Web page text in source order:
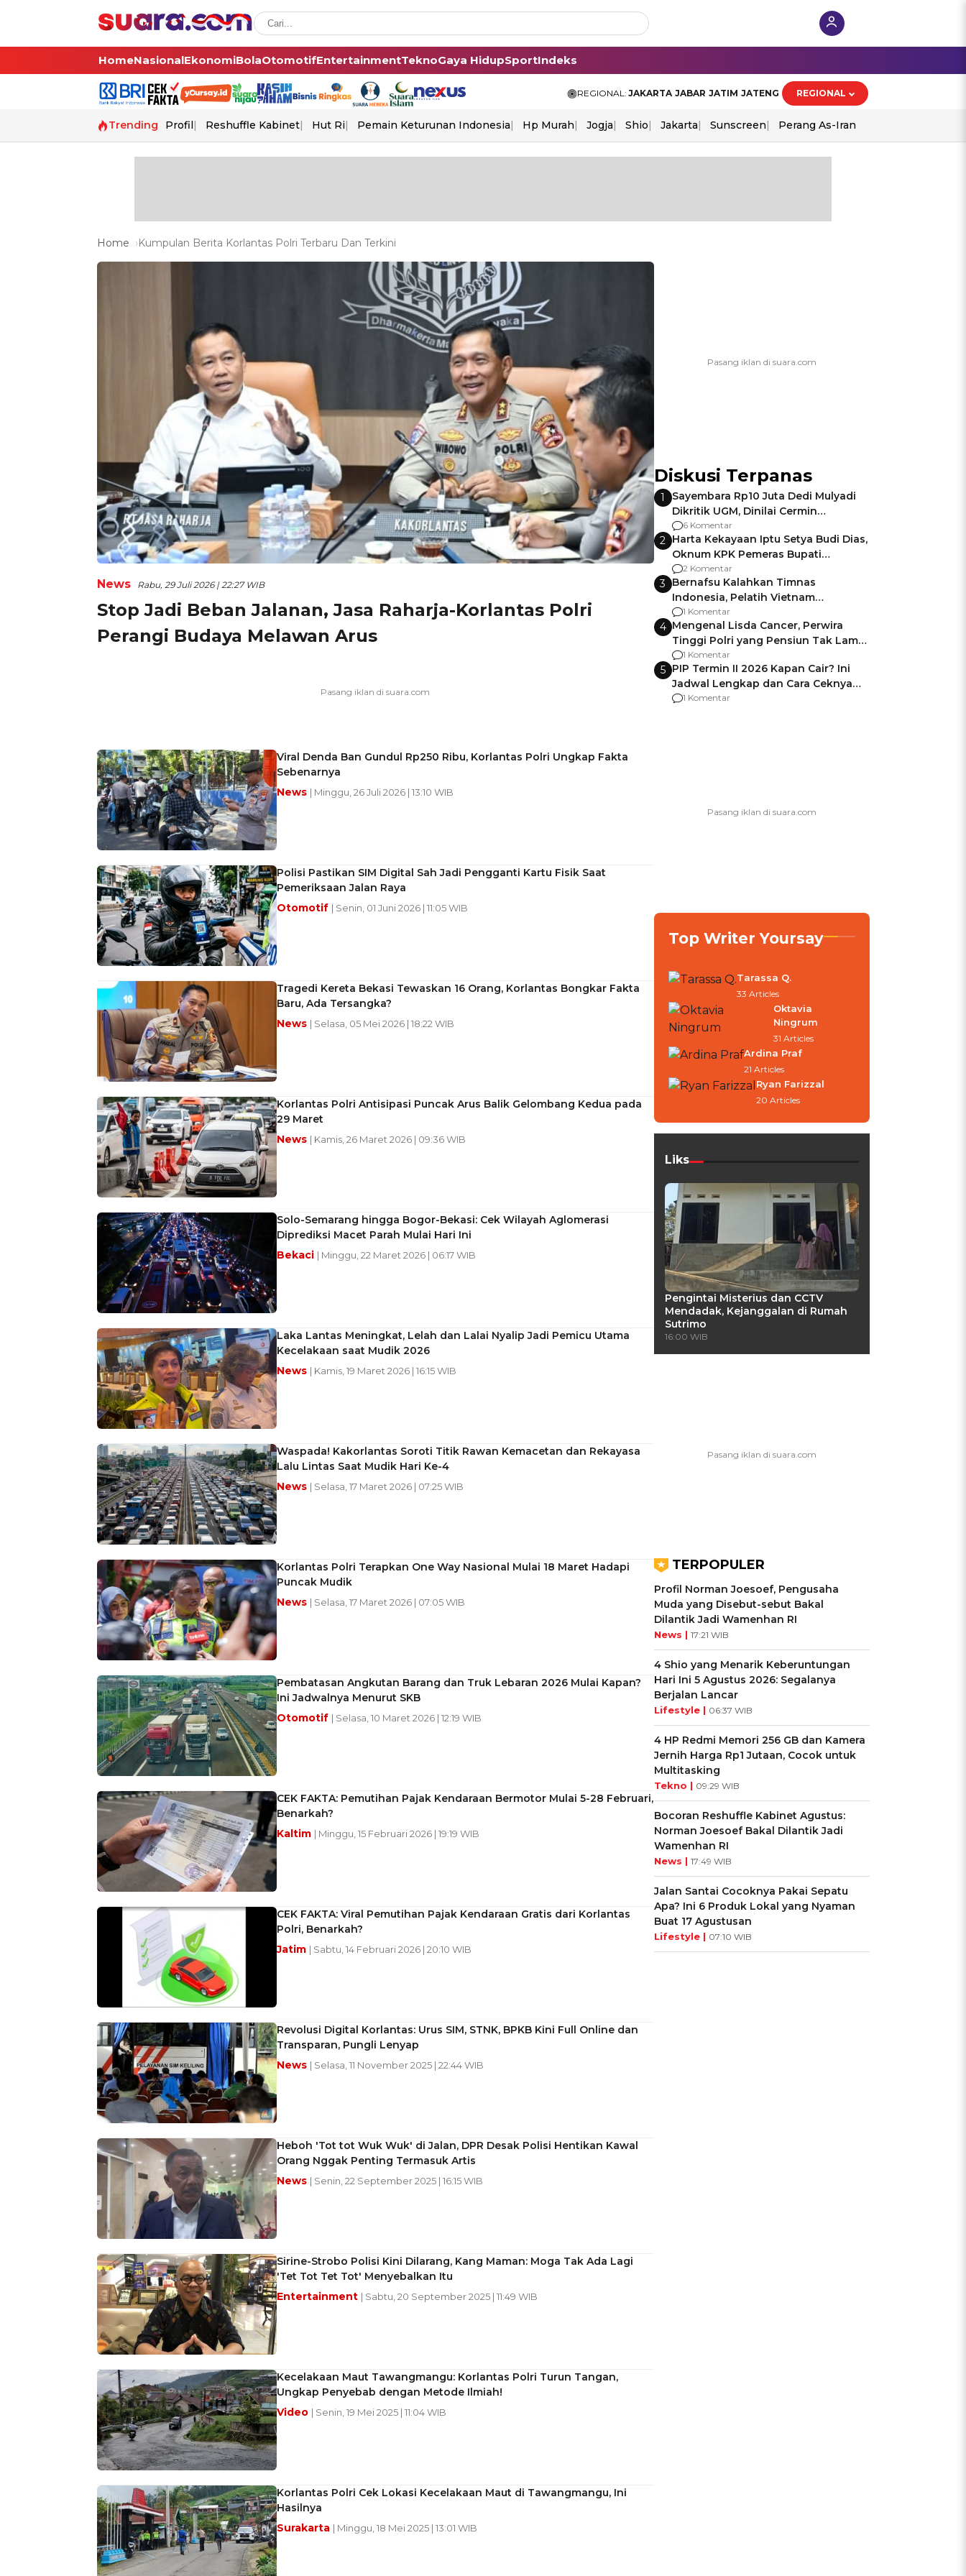
HomeNasionalEkonomiBolaOtomotifEntertainmentTeknoGaya HidupSportIndeks
REGIONAL: JAKARTA JABAR JATIM JATENG REGIONAL
Trending Profil Reshuffle Kabinet Hut Ri Pemain Keturunan Indonesia Hp Murah Jogja Shio Jakarta Sunscreen Perang As-Iran
Home Kumpulan Berita Korlantas Polri Terbaru Dan Terkini
News Rabu, 29 Juli 2026 | 22:27 WIB
Stop Jadi Beban Jalanan, Jasa Raharja-Korlantas Polri
Perangi Budaya Melawan Arus
Viral Denda Ban Gundul Rp250 Ribu, Korlantas Polri Ungkap Fakta
Sebenarnya
News | Minggu, 26 Juli 2026 | 13:10 WIB
Polisi Pastikan SIM Digital Sah Jadi Pengganti Kartu Fisik Saat
Pemeriksaan Jalan Raya
Otomotif | Senin, 01 Juni 2026 | 11:05 WIB
Tragedi Kereta Bekasi Tewaskan 16 Orang, Korlantas Bongkar Fakta
Baru, Ada Tersangka?
News | Selasa, 05 Mei 2026 | 18:22 WIB
Korlantas Polri Antisipasi Puncak Arus Balik Gelombang Kedua pada
29 Maret
News | Kamis, 26 Maret 2026 | 09:36 WIB
Solo-Semarang hingga Bogor-Bekasi: Cek Wilayah Aglomerasi
Diprediksi Macet Parah Mulai Hari Ini
Bekaci | Minggu, 22 Maret 2026 | 06:17 WIB
Laka Lantas Meningkat, Lelah dan Lalai Nyalip Jadi Pemicu Utama
Kecelakaan saat Mudik 2026
News | Kamis, 19 Maret 2026 | 16:15 WIB
Waspada! Kakorlantas Soroti Titik Rawan Kemacetan dan Rekayasa
Lalu Lintas Saat Mudik Hari Ke-4
News | Selasa, 17 Maret 2026 | 07:25 WIB
Korlantas Polri Terapkan One Way Nasional Mulai 18 Maret Hadapi
Puncak Mudik
News | Selasa, 17 Maret 2026 | 07:05 WIB
Pembatasan Angkutan Barang dan Truk Lebaran 2026 Mulai Kapan?
Ini Jadwalnya Menurut SKB
Otomotif | Selasa, 10 Maret 2026 | 12:19 WIB
CEK FAKTA: Pemutihan Pajak Kendaraan Bermotor Mulai 5-28 Februari,
Benarkah?
Kaltim | Minggu, 15 Februari 2026 | 19:19 WIB
CEK FAKTA: Viral Pemutihan Pajak Kendaraan Gratis dari Korlantas
Polri, Benarkah?
Jatim | Sabtu, 14 Februari 2026 | 20:10 WIB
Revolusi Digital Korlantas: Urus SIM, STNK, BPKB Kini Full Online dan
Transparan, Pungli Lenyap
News | Selasa, 11 November 2025 | 22:44 WIB
Heboh 'Tot tot Wuk Wuk' di Jalan, DPR Desak Polisi Hentikan Kawal
Orang Nggak Penting Termasuk Artis
News | Senin, 22 September 2025 | 16:15 WIB
Sirine-Strobo Polisi Kini Dilarang, Kang Maman: Moga Tak Ada Lagi
'Tet Tot Tet Tot' Menyebalkan Itu
Entertainment | Sabtu, 20 September 2025 | 11:49 WIB
Kecelakaan Maut Tawangmangu: Korlantas Polri Turun Tangan,
Ungkap Penyebab dengan Metode Ilmiah!
Video | Senin, 19 Mei 2025 | 11:04 WIB
Korlantas Polri Cek Lokasi Kecelakaan Maut di Tawangmangu, Ini
Hasilnya
Surakarta | Minggu, 18 Mei 2025 | 13:01 WIB
Diskusi Terpanas
1
Sayembara Rp10 Juta Dedi Mulyadi
Dikritik UGM, Dinilai Cermin
Gagalnya Negara Jamin Keamanan
6 Komentar
2 Harta Kekayaan Iptu Setya Budi Dias,
Oknum KPK Pemeras Bupati
Pemalang
2 Komentar
3 Bernafsu Kalahkan Timnas
Indonesia, Pelatih Vietnam
Berencana Pakai Jimat di Pakansari
1 Komentar
4 Mengenal Lisda Cancer, Perwira
Tinggi Polri yang Pensiun Tak Lama
Usai Jadi Brigjen
1 Komentar
5 PIP Termin II 2026 Kapan Cair? Ini
Jadwal Lengkap dan Cara Ceknya
agar Dana Tidak Hangus!
1 Komentar
Top Writer Yoursay
Tarassa Q.
33 Articles
Oktavia
Ningrum
31 Articles
Ardina Praf
21 Articles
Ryan Farizzal
20 Articles
Liks
Pengintai Misterius dan CCTV
Mendadak, Kejanggalan di Rumah
Sutrimo
16:00 WIB
TERPOPULER
Profil Norman Joesoef, Pengusaha
Muda yang Disebut-sebut Bakal
Dilantik Jadi Wamenhan RI
News | 17:21 WIB
4 Shio yang Menarik Keberuntungan
Hari Ini 5 Agustus 2026: Segalanya
Berjalan Lancar
Lifestyle | 06:37 WIB
4 HP Redmi Memori 256 GB dan Kamera
Jernih Harga Rp1 Jutaan, Cocok untuk
Multitasking
Tekno | 09:29 WIB
Bocoran Reshuffle Kabinet Agustus:
Norman Joesoef Bakal Dilantik Jadi
Wamenhan RI
News | 17:49 WIB
Jalan Santai Cocoknya Pakai Sepatu
Apa? Ini 6 Produk Lokal yang Nyaman
Buat 17 Agustusan
Lifestyle | 07:10 WIB